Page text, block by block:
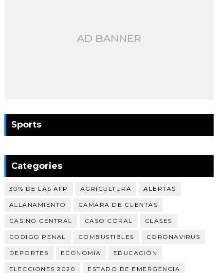
AD BANNER
Sports
Categories
30% DE LAS AFP AGRICULTURA ALERTAS
ALLANAMIENTO CAMARA DE CUENTAS
CASINO CENTRAL CASO CORAL CLASES
CODIGO PENAL COMBUSTIBLES CORONAVIRUS
DEPORTES ECONOMÍA EDUCACIÓN
ELECCIONES 2020 ESTADO DE EMERGENCIA